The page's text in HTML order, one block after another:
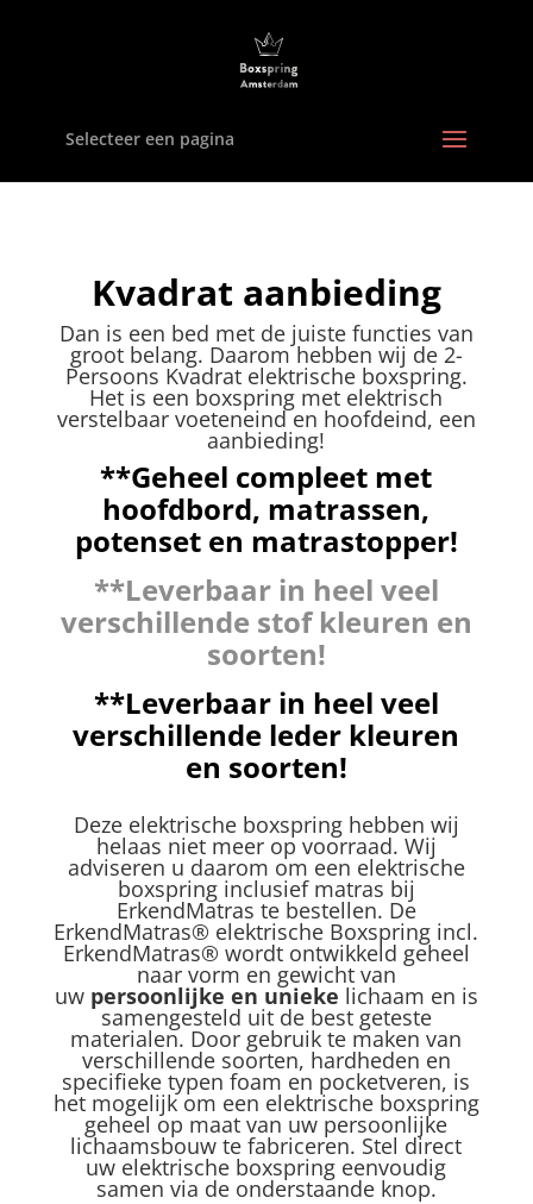
Selecteer een pagina
Kvadrat aanbieding
Dan is een bed met de juiste functies van
groot belang. Daarom hebben wij de 2-
Persoons Kvadrat elektrische boxspring.
Het is een boxspring met elektrisch
verstelbaar voeteneind en hoofdeind, een
aanbieding!
**Geheel compleet met
hoofdbord, matrassen,
potenset en matrastopper!
**Leverbaar in heel veel
verschillende stof kleuren en
soorten!
**Leverbaar in heel veel
verschillende leder kleuren
en soorten!
Deze elektrische boxspring hebben wij
helaas niet meer op voorraad. Wij
adviseren u daarom om een elektrische
boxspring inclusief matras bij
ErkendMatras te bestellen. De
ErkendMatras® elektrische Boxspring incl.
ErkendMatras® wordt ontwikkeld geheel
naar vorm en gewicht van
uw persoonlijke en unieke lichaam en is
samengesteld uit de best geteste
materialen. Door gebruik te maken van
verschillende soorten, hardheden en
specifieke typen foam en pocketveren, is
het mogelijk om een elektrische boxspring
geheel op maat van uw persoonlijke
lichaamsbouw te fabriceren. Stel direct
uw elektrische boxspring eenvoudig
samen via de onderstaande knop.